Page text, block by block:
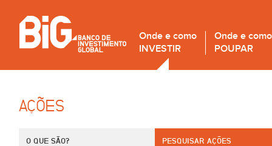
Onde e como
INVESTIR
Onde e como
POUPAR
AÇÕES
O QUE SÃO? PESQUISAR AÇÕES